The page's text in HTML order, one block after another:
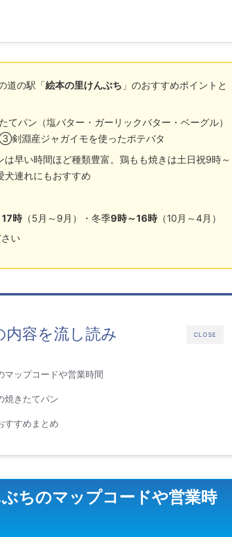
道の駅「絵本の里けんぶち 」のおすすめポイントと
パン（塩バター・ガーリックバター・ベーグル）
淵産ジャガイモを使ったポテバタ
は早い時間ほど種類豊富。鶏もも焼きは土日祝9時～
犬連れにもおすすめ
時（5月～9月）・冬季9時～16時（10月～4月）
い
CLOSE
内容を流し読み
マップコードや営業時間
焼きたてパン
すすめまとめ
ちのマップコードや営業時